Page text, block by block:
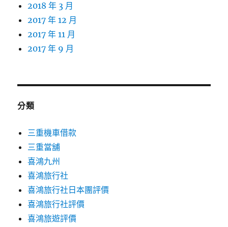
2018 年 3 月
2017 年 12 月
2017 年 11 月
2017 年 9 月
分類
三重機車借款
三重當舖
喜鴻九州
喜鴻旅行社
喜鴻旅行社日本團評價
喜鴻旅行社評價
喜鴻旅遊評價